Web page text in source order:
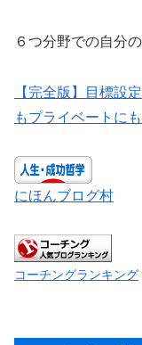
６つ分野での自分
【完全版】目標設
もプライベートに
にほんブログ村
コーチングランキング